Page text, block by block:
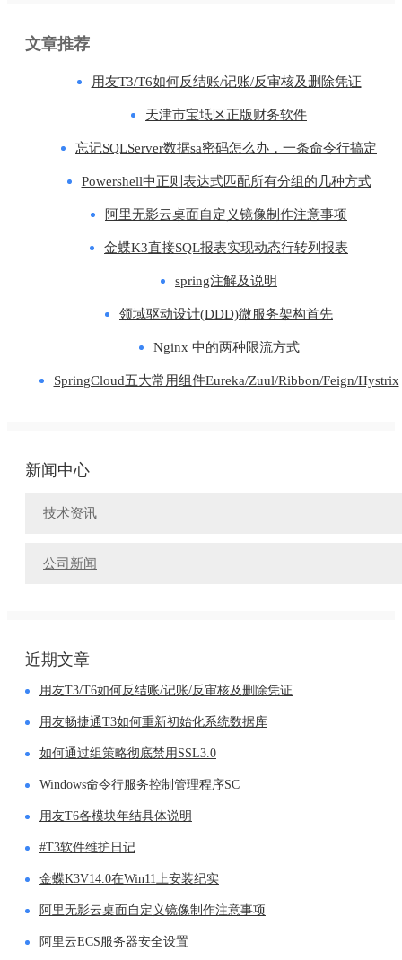
文章推荐
用友T3/T6如何反结账/记账/反审核及删除凭证
天津市宝坻区正版财务软件
忘记SQLServer数据sa密码怎么办，一条命令行搞定
Powershell中正则表达式匹配所有分组的几种方式
阿里无影云桌面自定义镜像制作注意事项
金蝶K3直接SQL报表实现动态行转列报表
spring注解及说明
领域驱动设计(DDD)微服务架构首先
Nginx 中的两种限流方式
SpringCloud五大常用组件Eureka/Zuul/Ribbon/Feign/Hystrix
新闻中心
技术资讯
公司新闻
近期文章
用友T3/T6如何反结账/记账/反审核及删除凭证
用友畅捷通T3如何重新初始化系统数据库
如何通过组策略彻底禁用SSL3.0
Windows命令行服务控制管理程序SC
用友T6各模块年结具体说明
#T3软件维护日记
金蝶K3V14.0在Win11上安装纪实
阿里无影云桌面自定义镜像制作注意事项
阿里云ECS服务器安全设置